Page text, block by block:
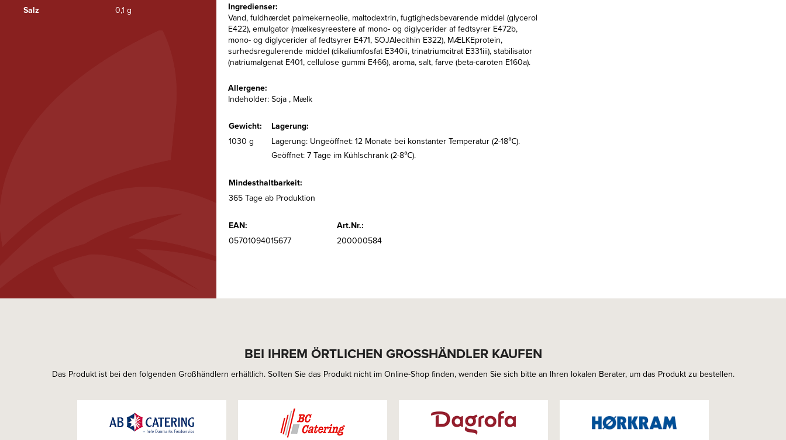
Salz 0,1 g
Ingredienser:
Vand, fuldhærdet palmekerneolie, maltodextrin, fugtighedsbevarende middel (glycerol
E422), emulgator (mælkesyreestere af mono- og diglycerider af fedtsyrer E472b,
mono- og diglycerider af fedtsyrer E471, SOJAlecithin E322), MÆLKEprotein,
surhedsregulerende middel (dikaliumfosfat E340ii, trinatriumcitrat E331iii), stabilisator
(natriumalgenat E401, cellulose gummi E466), aroma, salt, farve (beta-caroten E160a).
Allergene:
Indeholder: Soja , Mælk
Gewicht:
Lagerung:
1030 g
Lagerung: Ungeöffnet: 12 Monate bei konstanter Temperatur (2-18℃).
Geöffnet: 7 Tage im Kühlschrank (2-8℃).
Mindesthaltbarkeit:
365 Tage ab Produktion
EAN:
Art.Nr.:
05701094015677
200000584
BEI IHREM ÖRTLICHEN GROSSHÄNDLER KAUFEN
Das Produkt ist bei den folgenden Großhändlern erhältlich. Sollten Sie das Produkt nicht im Online-Shop finden, wenden Sie sich bitte an Ihren lokalen Berater, um das Produkt zu bestellen.